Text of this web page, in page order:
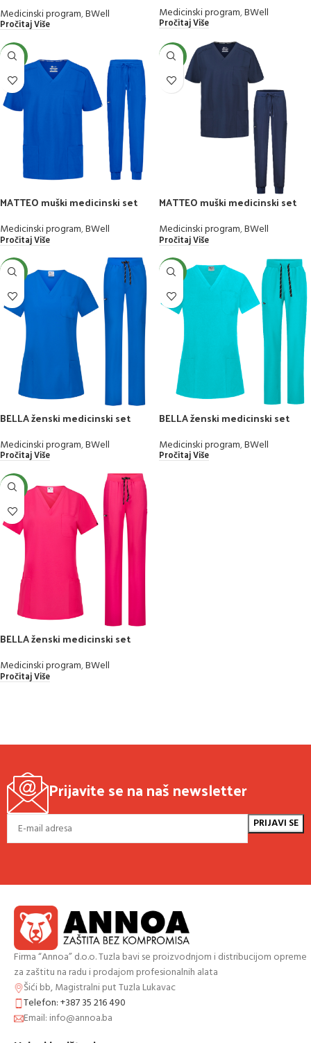
Medicinski program,BWell
Pročitaj Više
Medicinski program,BWell
Pročitaj Više
NEW
MATTEO muški medicinski set
Medicinski program,BWell
Pročitaj Više
NEW
MATTEO muški medicinski set
Medicinski program,BWell
Pročitaj Više
NEW
BELLA ženski medicinski set
Medicinski program,BWell
Pročitaj Više
NEW
BELLA ženski medicinski set
Medicinski program,BWell
Pročitaj Više
NEW
BELLA ženski medicinski set
Medicinski program,BWell
Pročitaj Više
Prijavite se na naš newsletter
Firma “Annoa” d.o.o. Tuzla bavi se proizvodnjom i distribucijom opreme
za zaštitu na radu i prodajom profesionalnih alata
Šići bb, Magistralni put Tuzla Lukavac
Telefon: +387 35 216 490
Email: info@annoa.ba